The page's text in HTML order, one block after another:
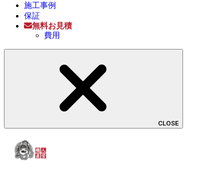
施工事例
保証
無料お見積
費用
CLOSE